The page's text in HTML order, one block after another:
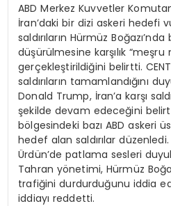
ABD Merkez Kuvvetler
İran’daki bir dizi askeri hedefi
saldırıların Hürmüz
düşürülmesine karşılık
gerçekleştirildiğini belirtti.
saldırıların tamamlandığını
Donald Trump, İran’a karşı
şekilde devam edeceğini
bölgesindeki bazı ABD askeri
hedef alan saldırılar
Ürdün’de patlama sesleri
Tahran yönetimi, Hürmüz
trafiğini durdurduğunu iddia
iddiayı reddetti.